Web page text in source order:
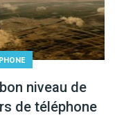
niveau de
de téléphone